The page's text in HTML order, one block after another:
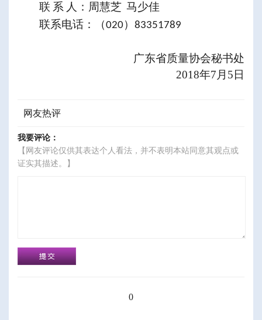
联 系 人：周慧芝 马少佳
联系电话：（020）83351789
广东省质量协会秘书处
2018年7 月 5 日
网友热评
我要评论：
【网友评论仅供其表达个人看法，并不表明本站同意其观点或
证实其描述。】
0